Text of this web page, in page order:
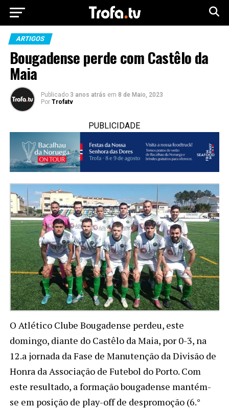
ARTIGOS
Bougadense perde com Castêlo da
Maia
Publicado 3 anos atrás em 8 de Maio, 2023
Por Trofatv
PUBLICIDADE
O Atlético Clube Bougadense perdeu, este
domingo, diante do Castêlo da Maia, por 0-3, na
12.a jornada da Fase de Manutenção da Divisão de
Honra da Associação de Futebol do Porto. Com
este resultado, a formação bougadense mantém-
se em posição de play-off de despromoção (6.°